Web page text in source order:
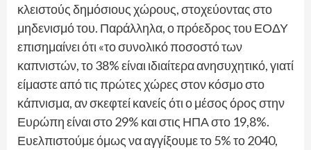
κλειστούς δημόσιους χώρους, στοχεύοντας στο
μηδενισμό του. Παράλληλα, ο πρόεδρος του ΕΟΔΥ
επισημαίνει ότι «το συνολικό ποσοστό των
καπνιστών, το 38% είναι ιδιαίτερα ανησυχητικό, γιατί
είμαστε από τις πρώτες χώρες στον κόσμο στο
κάπνισμα, αν σκεφτεί κανείς ότι ο μέσος όρος στην
Ευρώπη είναι στο 29% και στις ΗΠΑ στο 19,8%.
Ευελπιστούμε όμως να αγγίξουμε το 5% το 2040,